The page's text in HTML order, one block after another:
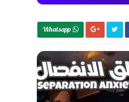
Whatsapp 